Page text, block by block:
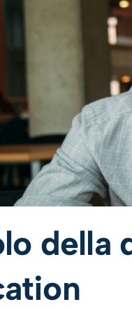
della